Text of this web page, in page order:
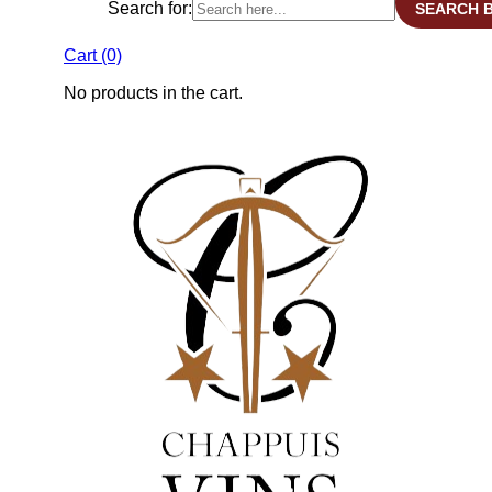
Search for: SEARCH
Cart (0)
No products in the cart.